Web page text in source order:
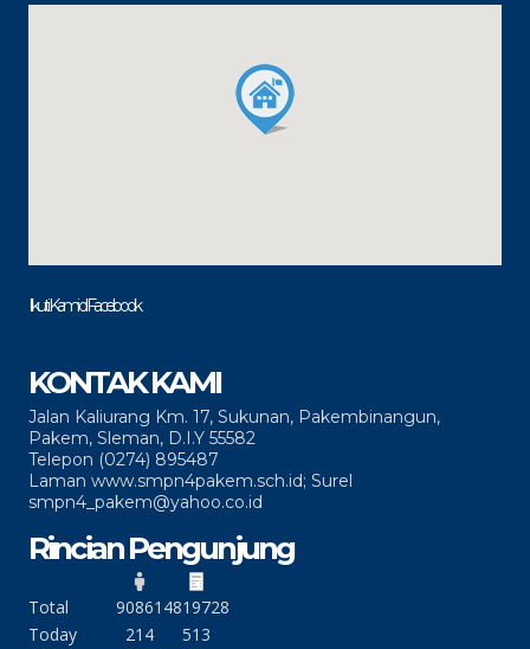
Ikuti Kami di Facebook
KONTAK KAMI
Jalan Kaliurang Km. 17, Sukunan, Pakembinangun,
Pakem, Sleman, D.I.Y 55582
Telepon (0274) 895487
Laman www.smpn4pakem.sch.id; Surel
smpn4_pakem@yahoo.co.id
Rincian Pengunjung
Total 90861 4819728
Today
214
513